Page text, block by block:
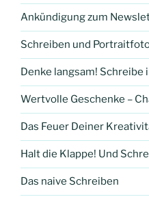
Ankündigung zum
Schreiben und
Denke langsam! Schreibe
Wertvolle Geschenke –
Das Feuer Deiner
Halt die Klappe! Und
Das naive Schreiben